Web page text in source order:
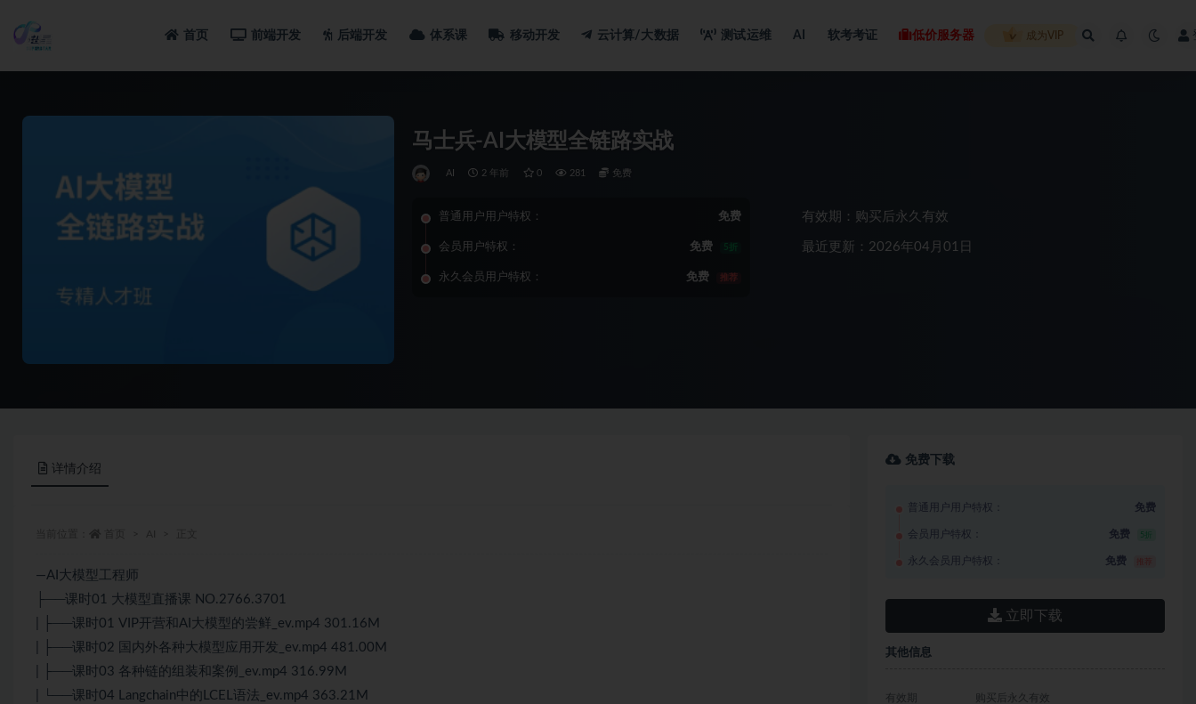
首页 前端开发 后端开发 体系课 移动开发 云计算/大数据 测试运维 AI 软考考证 低价服务器 成为VIP
马士兵-AI大模型全链路实战
AI 2 年前 0 281 免费
普通用户用户特权： 免费
会员用户特权： 免费 5折
永久会员用户特权： 免费 推荐
有效期：购买后永久有效
最近更新：2026年04月01日
详情介绍
—AI大模型工程师
├──课时01 大模型直播课 NO.2766.3701
| ├──课时01 VIP开营和AI大模型的尝鲜_ev.mp4 301.16M
| ├──课时02 国内外各种大模型应用开发_ev.mp4 481.00M
| ├──课时03 各种链的组装和案例_ev.mp4 316.99M
| └──课时04 Langchain中的LCEL语法_ev.mp4 363.21M
免费下载
普通用户用户特权： 免费
会员用户特权： 免费 5折
永久会员用户特权： 免费
立即下载
其他信息
有效期 购买后永久有效